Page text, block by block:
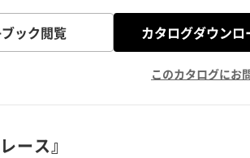
ック閲覧 カタログダウンロ
このカタログにお
ース』